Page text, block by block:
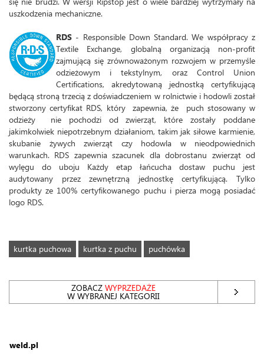
uszkodzenia mechaniczne.
RDS - Responsible Down Standard. We współpracy z
Textile Exchange, globalną organizacją non-profit
zajmującą się zrównoważonym rozwojem w przemyśle
odzieżowym i tekstylnym, oraz Control Union
Certifications, akredytowaną jednostką certyfikującą
będącą stroną trzecią z doświadczeniem w rolnictwie i hodowli został
stworzony certyfikat RDS, który zapewnia, że ​​ puch stosowany w
odzieży nie pochodzi od zwierząt, które zostały poddane
jakimkolwiek niepotrzebnym działaniom, takim jak siłowe karmienie,
skubanie żywych zwierząt czy hodowla w nieodpowiednich
warunkach. RDS zapewnia szacunek dla dobrostanu zwierząt od
wylęgu do uboju Każdy etap łańcucha dostaw puchu jest
audytowany przez zewnętrzną jednostkę certyfikującą. Tylko
produkty ze 100% certyfikowanego puchu i pierza mogą posiadać
logo RDS.
kurtka puchowa kurtka z puchu puchówka
ZOBACZWYPRZEDAŻE
W WYBRANEJ KATEGORII
weld.pl